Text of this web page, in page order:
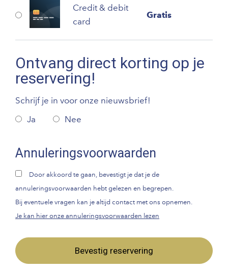
Credit & debit
card
Gratis
Ontvang direct korting op je
reservering!
Schrijf je in voor onze nieuwsbrief!
Ja
Nee
Annuleringsvoorwaarden
Door akkoord te gaan, bevestigt je dat je de
annuleringsvoorwaarden hebt gelezen en begrepen.
Bij eventuele vragen kan je altijd contact met ons opnemen.
Je kan hier onze annuleringsvoorwaarden lezen
Bevestig reservering